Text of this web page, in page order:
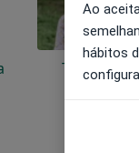
Teresa
Ao
hábitos